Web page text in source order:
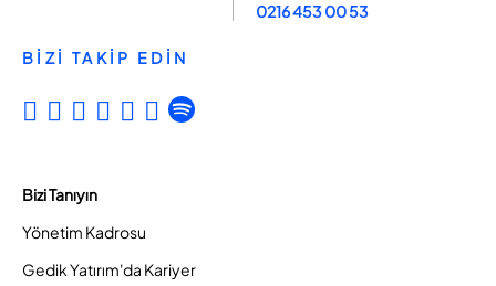
0216 453 00 53
BİZİ TAKİP EDİN
Bizi Tanıyın
Yönetim Kadrosu
Gedik Yatırım'da Kariyer